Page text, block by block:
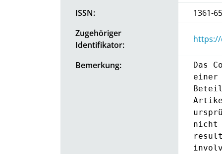
ISSN:
1361-
Zugehöriger
Identifikator:
https://
Bemerkung:
Das
einer
nicht